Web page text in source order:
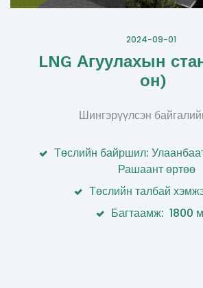
2024-09-01
LNG Агуулахын
он)
Шингэрүүлсэн
Төслийн байршил:
Рашаант өртөө
Төслийн талбай
Багтаамж: 1800